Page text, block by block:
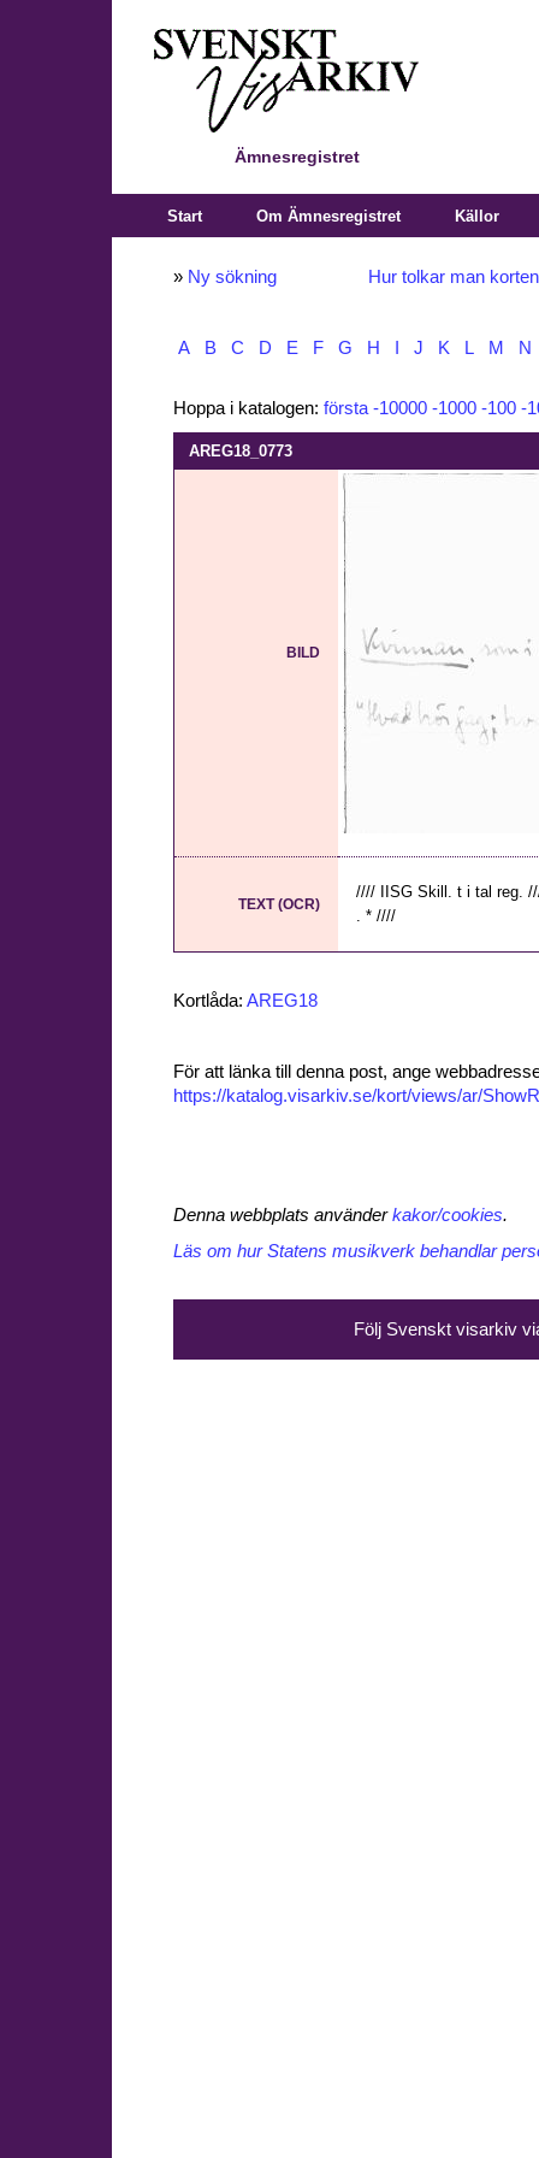
Ämnesregistret
Start Om Ämnesregistret Källor
» Ny sökning Hur tolkar man
A B C D E F G H J K L M N
Hoppa i katalogen: första -10000 -1000 -100 -
AREG18_0773
BILD
TEXT (OCR)
//// IISG Skill. t i tal reg.
. * ////
Kortlåda: AREG18
För att länka till denna post, ange
https://katalog.visarkiv.se/kort/views/ar/
Denna webbplats använderkakor/cookies.
Läs om hur Statens musikverk behandlar
Följ Svenskt visarkiv